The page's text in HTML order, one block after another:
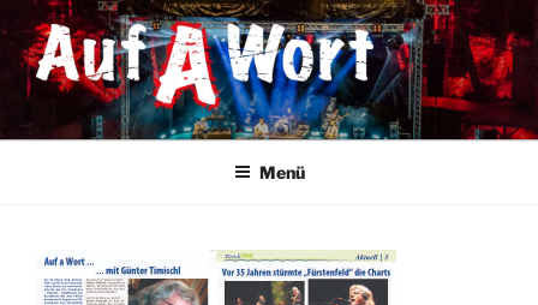
Inhalt
springen
AUF A WORT
STS & Austropop
Menü